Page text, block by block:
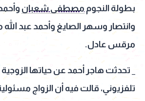
بطولة النجوم مصطفى شعبان
وانتصار وسهر الصايغ وأحمد عبد الله
مرقس عادل.
_ تحدثت هاجر أحمد عن حياتها
تلفزيوني، قالت فيه أن الزواج